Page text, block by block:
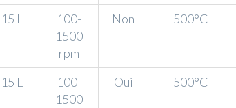
15 L
100-
1500
rpm
Non 500°C
15 L
100-
1500
Oui 500°C